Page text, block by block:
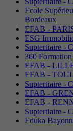
Ecole
Bordeaux
EFAB -
ESG
Suptertiaire -
360 Formation
EFAB -
EFAB -
Suptertiaire -
EFAB -
EFAB -
Suptertiaire -
Eduka